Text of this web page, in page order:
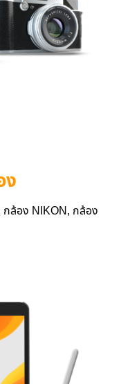
ง
ล้อง NIKON, กล้อง